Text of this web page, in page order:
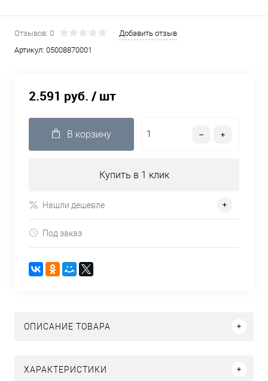
Отзывов: 0
Добавить отзыв
Артикул: 05008870001
2.591 руб. / шт
В корзину
Купить в 1 клик
Нашли дешевле
Под заказ
ОПИСАНИЕ ТОВАРА
ХАРАКТЕРИСТИКИ